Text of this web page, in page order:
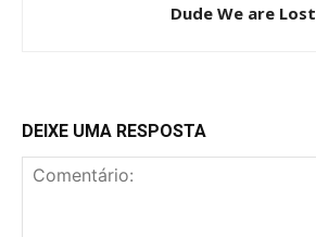
Dude We are Lost
DEIXE UMA RESPOSTA